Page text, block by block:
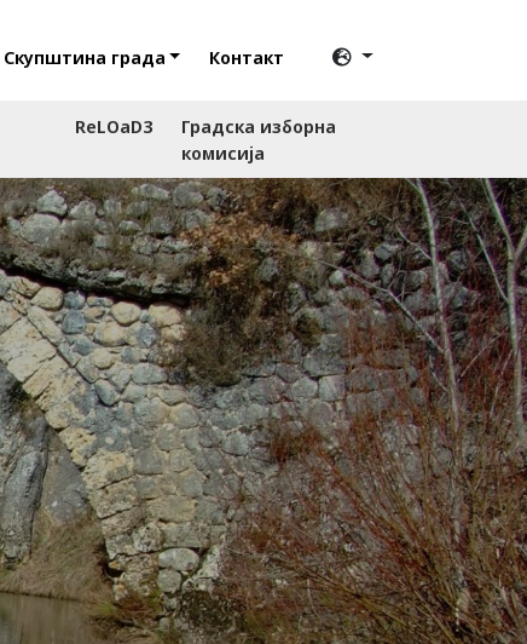
Скупштина града Контакт
ReLOaD3
Градска изборна
комисија